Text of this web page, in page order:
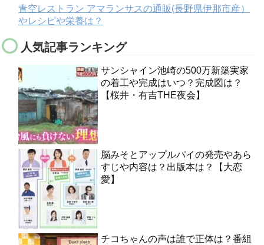
青空レストラン アマランサスの通販(長野県伊那市産）
やレシピや栄養は？
人気記事ランキング
サンシャイン池崎の500万新築実家
の着工や完成はいつ？完成図は？
【桜井・有吉THE夜会】
脳みそとアップルパイの発売やあら
すじや内容は？出版本は？【大恋
愛】
チコちゃんの声は誰で正体は？番組